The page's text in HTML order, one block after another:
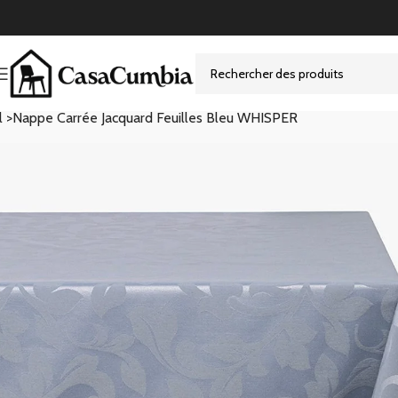
>Nappe Carrée Jacquard Feuilles Bleu WHISPER